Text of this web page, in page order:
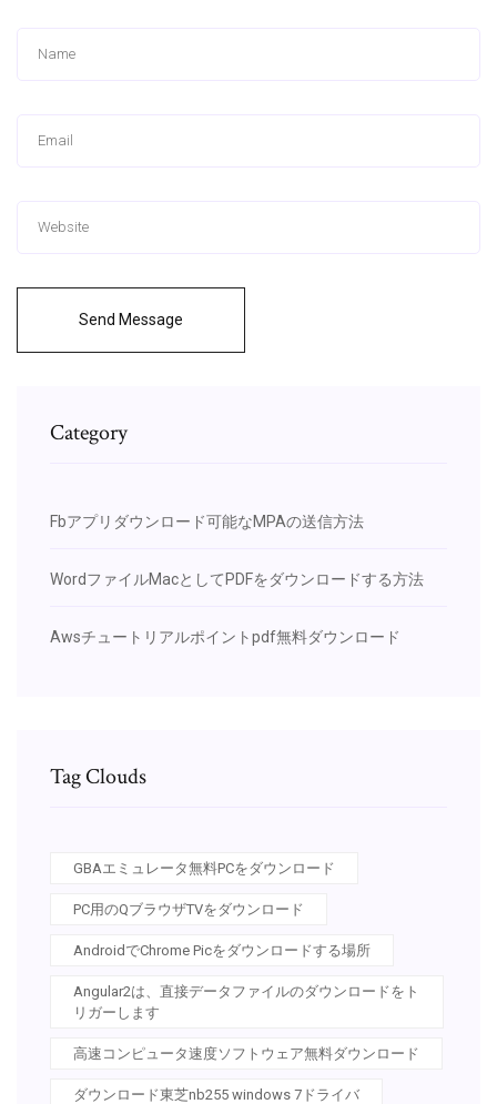
Send Message
Category
Fbアプリダウンロード可能なMPAの送信方法
WordファイルMacとしてPDFをダウンロードする方法
Awsチュートリアルポイントpdf無料ダウンロード
Tag Clouds
GBAエミュレータ無料PCをダウンロード
PC用のQブラウザTVをダウンロード
AndroidでChrome Picをダウンロードする場所
Angular2は、直接データファイルのダウンロードをト
リガーします
高速コンピュータ速度ソフトウェア無料ダウンロード
ダウンロード東芝nb255 windows 7ドライバ